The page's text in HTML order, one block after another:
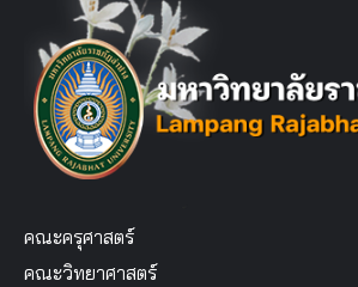
คณะครุศาสตร์
คณะวิทยาศาสตร์